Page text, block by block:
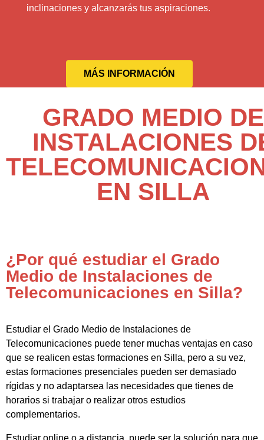
inclinaciones y alcanzarás tus aspiraciones.
MÁS INFORMACIÓN
GRADO MEDIO DE
INSTALACIONES
EN SILLA
¿Por qué estudiar el Grado
Medio de Instalaciones de
Telecomunicaciones en Silla?
Estudiar el Grado Medio de Instalaciones de
Telecomunicaciones puede tener muchas ventajas en caso
que se realicen estas formaciones en Silla, pero a su vez,
estas formaciones presenciales pueden ser demasiado
rígidas y no adaptarsea las necesidades que tienes de
horarios si trabajar o realizar otros estudios
complementarios.